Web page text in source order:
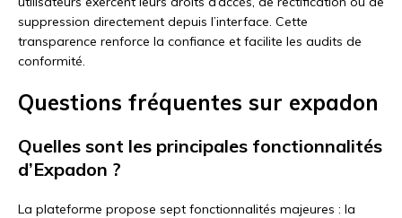
suppression directement depuis l’interface. Cette
transparence renforce la confiance et facilite les audits de
conformité.
Questions fréquentes sur expadon
Quelles sont les principales fonctionnalités
d’Expadon ?
La plateforme propose sept fonctionnalités majeures : la